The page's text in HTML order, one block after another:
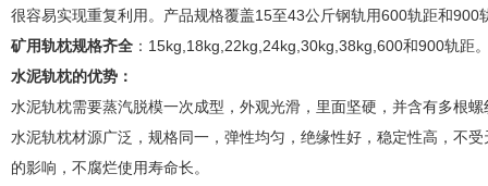
很容易实现重复利用。产品规格覆盖15至43公斤钢轨用600轨距和900
矿用轨枕规格齐全 ：15kg,18kg,22kg,24kg,30kg,38kg,600和900轨距
水泥轨枕的优势：
水泥轨枕需要蒸汽脱模一次成型，外观光滑，里面坚硬，并含有多根螺
水泥轨枕材源广泛，规格同一，弹性均匀，绝缘性好，稳定性高，不
的影响，不腐烂使用寿命长。